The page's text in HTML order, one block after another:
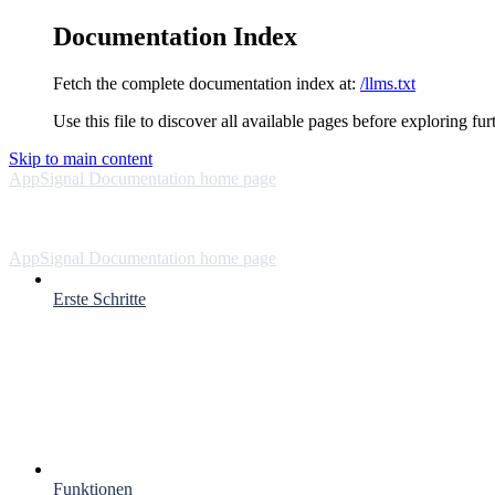
Documentation Index
Fetch the complete documentation index at: /llms.txt
Use this file to discover all available pages before exploring
Skip to main content
AppSignal Documentation home page
AppSignal Documentation home page
Erste Schritte
Funktionen